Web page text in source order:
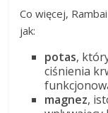
Co więcej,
jak:
potas,
ciśnienia
magnez,